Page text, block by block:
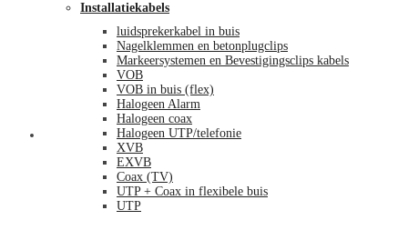
Mijn account
Installatiekabels
luidsprekerkabel in buis
Nagelklemmen en betonplugclips
Markeersystemen en Bevestigingsclips kabels
VOB
VOB in buis (flex)
Halogeen Alarm
Halogeen coax
Halogeen UTP/telefonie
XVB
EXVB
Coax (TV)
UTP + Coax in flexibele buis
UTP